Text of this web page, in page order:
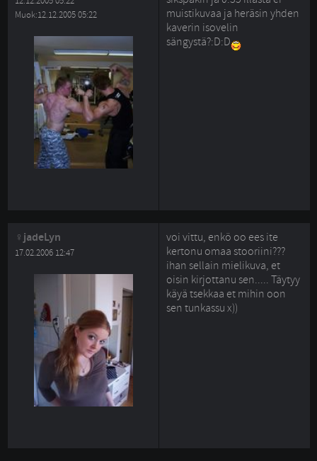
Muok:12.12.2005 05:22
muistikuvaa ja heräsin yhden
kaverin isovelin
sängystä?:D:D
jadeLyn
17.02.2006 12:47
voi vittu, enkö oo ees ite
kertonu omaa stooriini???
ihan sellain mielikuva, et
oisin kirjottanu sen..... Täytyy
käyä tsekkaa et mihin oon
sen tunkassu x))